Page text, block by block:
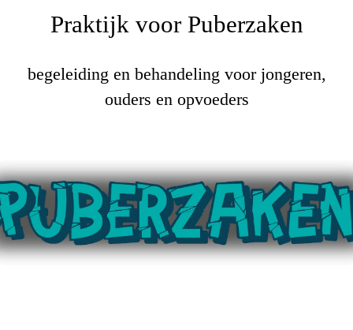
Praktijk voor Puberzaken
begeleiding en behandeling voor jongeren,
ouders en opvoeders